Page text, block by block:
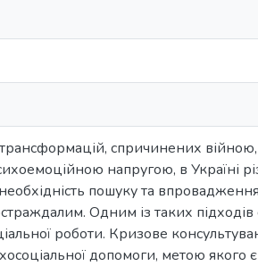
трансформацій, спричинених
напругою, в Україні
пошуку та
Одним із таких
роботи. Кризове
допомоги, метою якого є